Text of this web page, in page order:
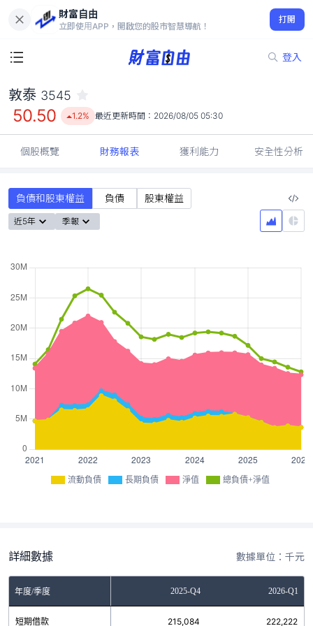
財富自由
立即使用APP，開啟您的股市智慧導航！
打開
登入
50.50
1.2%
敦泰 3545
50.50 1.2% 最近更新時間： 2026/08/05 05:30
個股概覽 財務報表 獲利能力 安全性分析
負債和股東權益 負債 股東權益
近5年 季報
流動負債 長期負債 淨值 總負債+淨值
詳細數據 數據單位：千元
年度/季度 2025-Q4 2026-Q1
短期借款 215,084 222,222